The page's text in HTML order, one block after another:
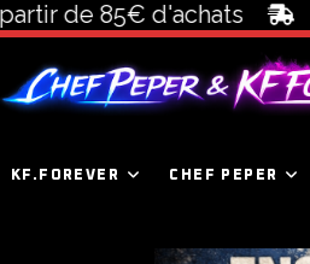
de 85€ d'achats
KF.FOREVER CHEF PEPER